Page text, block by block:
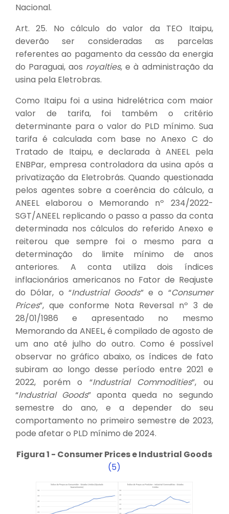
Nacional.
Art. 25. No cálculo do valor da TEO Itaipu,
deverão ser consideradas as parcelas
referentes ao pagamento da cessão da energia
do Paraguai, aos royalties, e à administração da
usina pela Eletrobras.
Como Itaipu foi a usina hidrelétrica com maior
valor de tarifa, foi também o critério
determinante para o valor do PLD mínimo. Sua
tarifa é calculada com base no Anexo C do
Tratado de Itaipu, e declarada à ANEEL pela
ENBPar, empresa controladora da usina após a
privatização da Eletrobrás. Quando questionada
pelos agentes sobre a coerência do cálculo, a
ANEEL elaborou o Memorando nº 234/2022-
SGT/ANEEL replicando o passo a passo da conta
determinada nos cálculos do referido Anexo e
reiterou que sempre foi o mesmo para a
determinação do limite mínimo de anos
anteriores. A conta utiliza dois índices
inflacionários americanos no Fator de Reajuste
do Dólar, o “Industrial Goods” e o “Consumer
Prices”, que conforme Nota Reversal nº 3 de
28/01/1986 e apresentado no mesmo
Memorando da ANEEL, é compilado de agosto de
um ano até julho do outro. Como é possível
observar no gráfico abaixo, os índices de fato
subiram ao longo desse período entre 2021 e
2022, porém o “Industrial Commodities”, ou
“Industrial Goods” aponta queda no segundo
semestre do ano, e a depender do seu
comportamento no primeiro semestre de 2023,
pode afetar o PLD mínimo de 2024.
Figura 1 - Consumer Prices e Industrial Goods
(5)